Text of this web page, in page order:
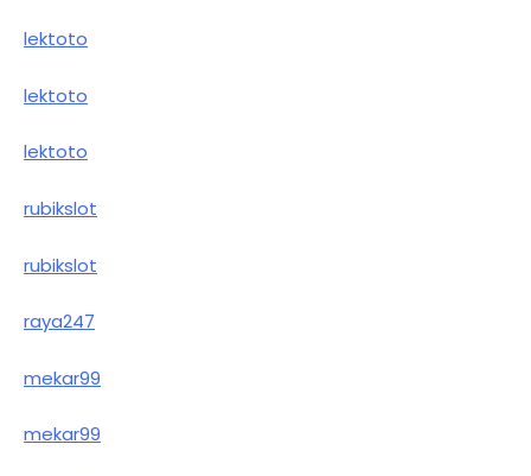
lektoto
lektoto
lektoto
rubikslot
rubikslot
raya247
mekar99
mekar99